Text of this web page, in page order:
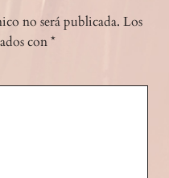
no será publicada. Los
con*